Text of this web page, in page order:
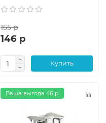
155 р
146 р
Купить
Ваша выгода 46 р